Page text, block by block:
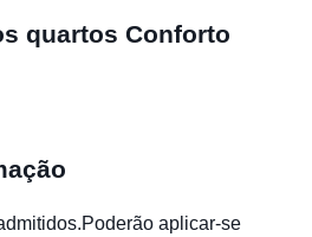
quartos Conforto
aplicar-se